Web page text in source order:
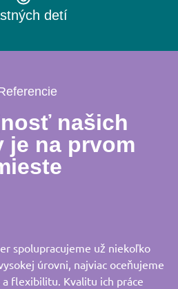
detí
našich
je na prvom
spolupracujeme už niekoľko
úrovni, najviac oceňujeme
flexibilitu. Kvalitu ich práce